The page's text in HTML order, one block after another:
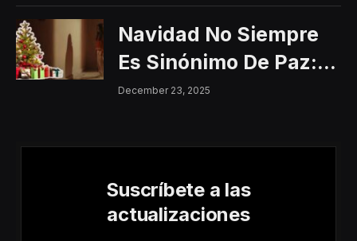
Concierto Gratuito
Navidad No Siempre
Es Sinónimo De Paz:
Aumentan Los
Para Mujeres Y Niñas
December 23, 2025
Suscríbete a las
actualizaciones